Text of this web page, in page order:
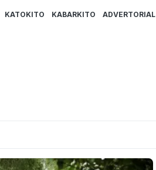
KATOKITO KABARKITO ADVERTORIAL